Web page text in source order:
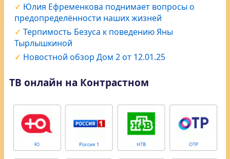
Юлия Ефременкова поднимает вопросы о
предопределённости наших жизней
Терпимость Безуса к поведению Яны
Тырлышкиной
Новостной обзор Дом 2 от 12.01.25
ТВ онлайн на Контрастном